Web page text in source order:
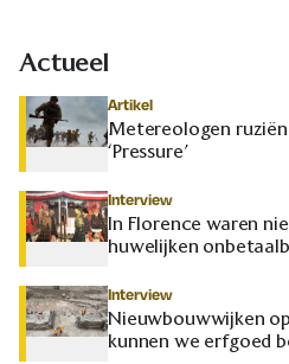
Actueel
Artikel
Metereologen
‘Pressure’
Interview
In Florence waren
huwelijken
Interview
Nieuwbouwwijken
kunnen we erfgoed